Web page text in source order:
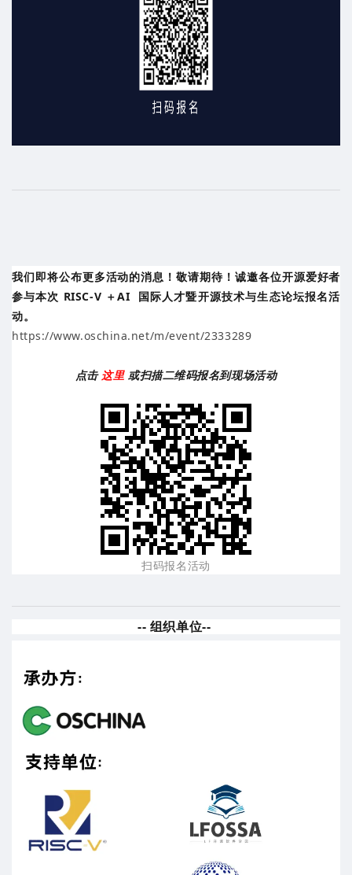
我们即将公布更多活动的消息！敬请期待！诚邀各位开源爱好者
参与本次 RISC-V ＋AI 国际人才暨开源技术与生态论坛报名活
动。
https://www.oschina.net/m/event/2333289
点击 这里 或扫描二维码报名到现场活动
扫码报名活动
-- 组织单位--